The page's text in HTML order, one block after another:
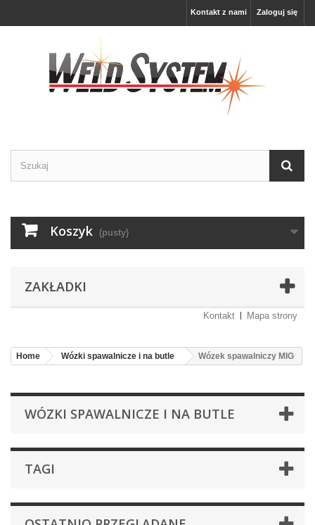
Zaloguj się
Kontakt z nami
Koszyk (pusty)
ZAKŁADKI
Kontakt Mapa strony
Home Wózki spawalnicze i na butle Wózek spawalniczy MIG
WÓZKI SPAWALNICZE I NA BUTLE
TAGI